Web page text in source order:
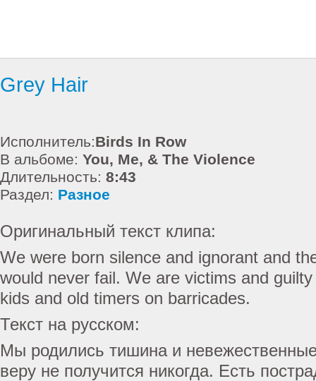
Grey Hair
Исполнитель:Birds In Row
В альбоме: You, Me, & The Violence
Длительность: 8:43
Раздел: Разное
Оригинальный текст клипа:
We were born silence and ignorant and
would never fail. We are victims and
kids and old timers on barricades.
Текст на русском:
Мы родились тишина и
веру не получится никогда. Есть